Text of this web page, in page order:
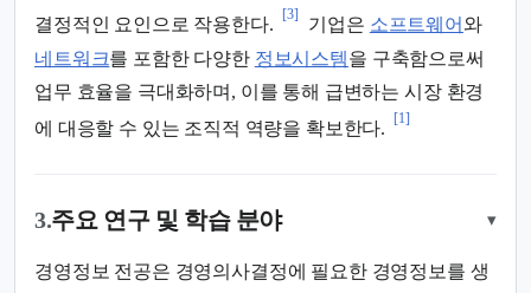
결정적인 요인으로 작용한다.
[3]
기업은 소프트웨어 와
네트워크를 포함한 다양한 정보시스템을 구축함으로써
업무 효율을 극대화하며, 이를 통해 급변하는 시장 환경
에 대응할 수 있는 조직적 역량을 확보한다.
[1]
3.주요 연구 및 학습 분야 ▾
경영정보 전공은 경영의사결정에 필요한 경영정보를 생